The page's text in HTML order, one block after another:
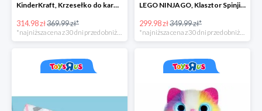
KinderKraft, Krzesełko do karmienia FINI
314.98 zł369.99 zł*
*najniższa cena z 30 dni przed obniżką
LEGO NINJAGO, Klasztor Spinjitzu 70670
299.98 zł349.99 zł*
*najniższa cena z 30 dni przed obniżką